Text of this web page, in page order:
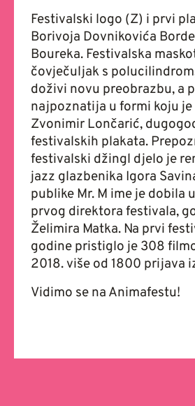
Festivalski logo (Z) i prvi
Borivoja Dovnikovića
Boureka. Festivalska
čovječuljak s
doživi novu preobrazbu, a
najpoznatija u formi koju
Zvonimir Lončarić,
festivalskih plakata.
festivalski džingl djelo je
jazz glazbenika Igora
publike Mr. M ime je dobila
prvog direktora festivala,
Želimira Matka. Na prvi
godine pristiglo je 308
2018. više od 1800 prijava
Vidimo se na Animafestu!